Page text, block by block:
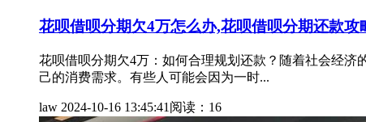
花呗借呗分期欠4万怎么办,花呗借呗分期还款攻
花呗借呗分期欠4万：如何合理规划还款？随着社会经
己的消费需求。有些人可能会因为一时...
law 2024-10-16 13:45:41 阅读：16